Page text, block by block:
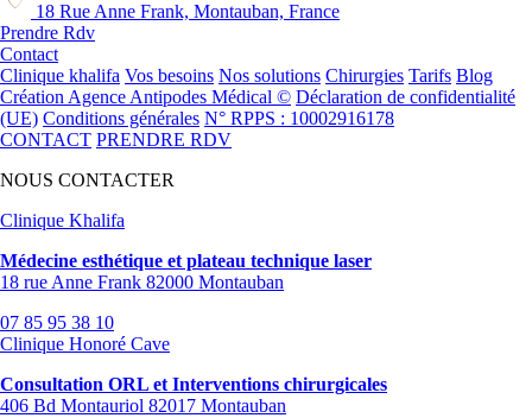
18 Rue Anne Frank, Montauban, France
Prendre Rdv
Contact
Clinique khalifa Vos besoins Nos solutions Chirurgies Tarifs Blog
Création Agence Antipodes Médical © Déclaration de confidentialité
(UE) Conditions générales N° RPPS : 10002916178
CONTACT PRENDRE RDV
NOUS CONTACTER
Clinique Khalifa
Médecine esthétique et plateau technique laser
18 rue Anne Frank 82000 Montauban
07 85 95 38 10
Clinique Honoré Cave
Consultation ORL et Interventions chirurgicales
406 Bd Montauriol 82017 Montauban